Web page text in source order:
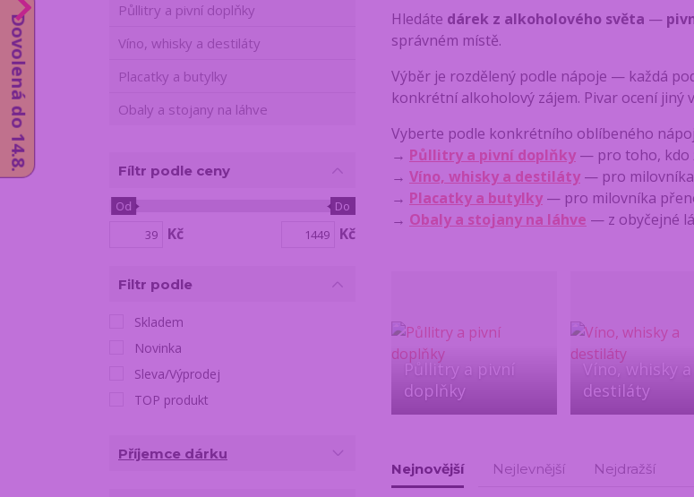
Hledáte dárek z alkoholového světa —
správném místě.
Výběr je rozdělený podle nápoje — každá
konkrétní alkoholový zájem. Pivar ocení jiný
Vyberte podle konkrétního oblíbeného
→ Půllitry a pivní doplňky— pro toho, kdo
→ Víno, whisky a destiláty— pro milovníka
→ Placatky a butylky— pro milovníka
→ Obaly a stojany na láhve — z obyčejné
Půllitry a pivní
doplňky
Víno, whisky a
destiláty
Nejnovější Nejlevnější Nejdražší
Půllitry a pivní doplňky
Víno, whisky a destiláty
Placatky a butylky
Obaly a stojany na láhve
Fíltr podle ceny
Kč
Od Do
Kč
Filtr podle
Skladem
Novinka
Sleva/Výprodej
TOP produkt
Příjemce dárku
Dovolená do 14.8.